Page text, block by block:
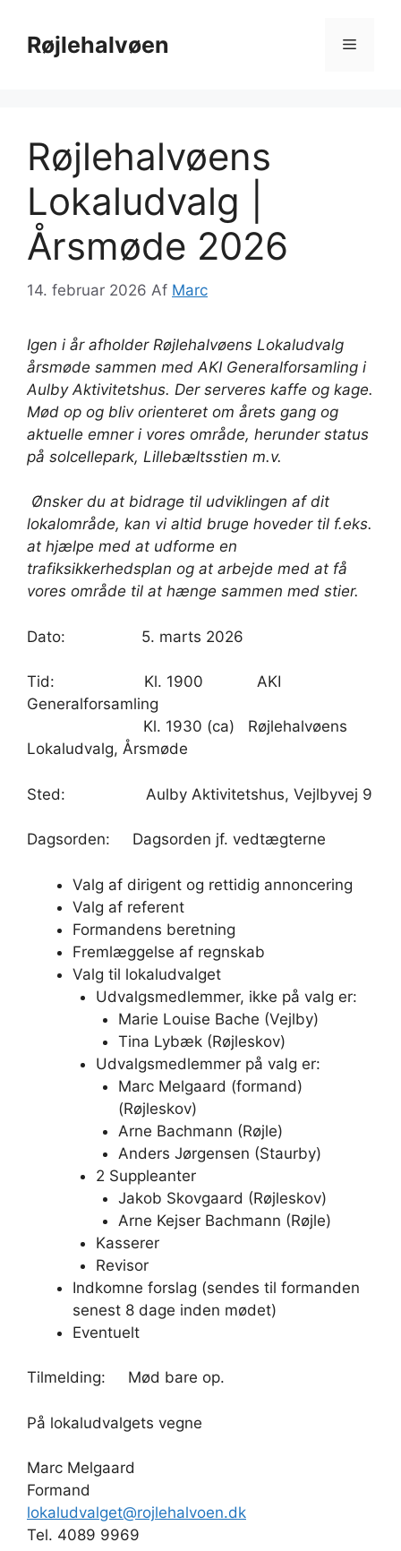
indholdRøjlehalvøen Menu
Røjlehalvøens
Lokaludvalg |
Årsmøde 2026
14. februar 2026 Af Marc
Igen i år afholder Røjlehalvøens Lokaludvalg
årsmøde sammen med AKI Generalforsamling i
Aulby Aktivitetshus. Der serveres kaffe og kage.
Mød op og bliv orienteret om årets gang og
aktuelle emner i vores område, herunder status
på solcellepark, Lillebæltsstien m.v.
Ønsker du at bidrage til udviklingen af dit
lokalområde, kan vi altid bruge hoveder til f.eks.
at hjælpe med at udforme en
trafiksikkerhedsplan og at arbejde med at få
vores område til at hænge sammen med stier.
Dato: 5. marts 2026
Tid: Kl. 1900 AKI
Generalforsamling
Kl. 1930 (ca) Røjlehalvøens
Lokaludvalg, Årsmøde
Sted: Aulby Aktivitetshus, Vejlbyvej 9
Dagsorden: Dagsorden jf. vedtægterne
Valg af dirigent og rettidig annoncering
Valg af referent
Formandens beretning
Fremlæggelse af regnskab
Valg til lokaludvalget
Udvalgsmedlemmer, ikke på valg er:
Marie Louise Bache (Vejlby)
Tina Lybæk (Røjleskov)
Udvalgsmedlemmer på valg er:
Marc Melgaard (formand)
(Røjleskov)
Arne Bachmann (Røjle)
Anders Jørgensen (Staurby)
2 Suppleanter
Jakob Skovgaard (Røjleskov)
Arne Kejser Bachmann (Røjle)
Kasserer
Revisor
Indkomne forslag (sendes til formanden
senest 8 dage inden mødet)
Eventuelt
Tilmelding: Mød bare op.
På lokaludvalgets vegne
Marc Melgaard
Formand
lokaludvalget@rojlehalvoen.dk
Tel. 4089 9969